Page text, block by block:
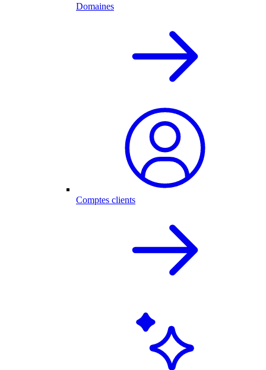
Domaines
Comptes clients